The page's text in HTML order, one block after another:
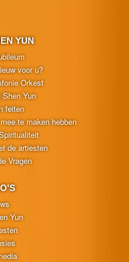
YUN
voor u?
Orkest
Yun
feiten
te maken hebben
de artiesten
Vragen
Yun